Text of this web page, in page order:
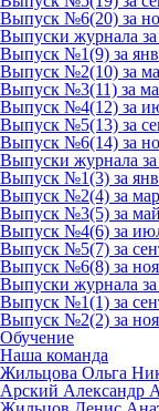
Выпуск №6(20) за
Выпуски журнала за
Выпуск №1(9) за
Выпуск №2(10) за
Выпуск №3(11) за
Выпуск №4(12) за
Выпуск №5(13) за
Выпуск №6(14) за
Выпуски журнала за
Выпуск №1(3) за
Выпуск №2(4) за
Выпуск №3(5) за
Выпуск №4(6) за
Выпуск №5(7) за
Выпуск №6(8) за
Выпуски журнала за
Выпуск №1(1) за
Выпуск №2(2) за
Обучение
Наша команда
Жильцова Ольга
Арский Александр